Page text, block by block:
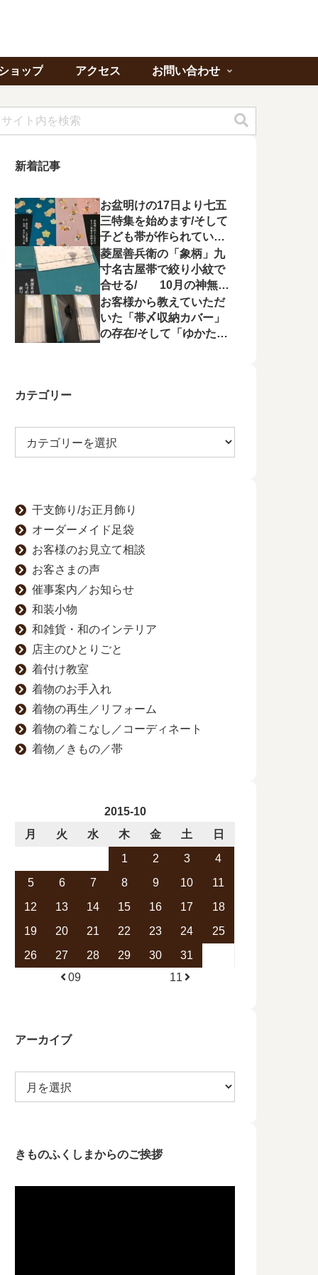
ョップ アクセス お問い合わせ
新着記事
お盆明けの17日より七五
三特集を始めます/そして
子ども帯が作られてい状
況に不満を漏らす
菱屋善兵衛の「象柄」九
寸名古屋帯で絞り小紋で
合せる/ 10月の神無月
の会にて菱屋善兵衛の帯
を特集！
お客様から教えていただ
いた「帯〆収納カバー」
の存在/そして「ゆかたの
カテゴリー
干支飾り/お正月飾り
オーダーメイド足袋
お客様のお見立て相談
お客さまの声
催事案内／お知らせ
和装小物
和雑貨・和のインテリア
店主のひとりごと
着付け教室
着物のお手入れ
着物の再生／リフォーム
着物の着こなし／コーディネート
着物／きもの／帯
2015-10
月
火 水 木 金 土
日
1
2 3
4
5
6 7 8 9 10
11
12
13 14 15 16 17
18
19
20 21 22 23 24
25
26
27 28 29 30
31
09
11
アーカイブ
きものふくしまからのご挨拶